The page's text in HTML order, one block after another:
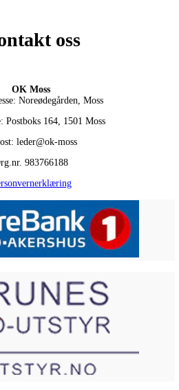
oss
OK Moss
Noreødegården, Moss
Postboks 164, 1501 Moss
leder@ok-moss
983766188